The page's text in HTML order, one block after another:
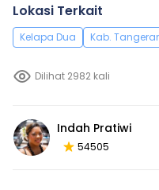
Lokasi Terkait
Kelapa Dua Kab.
Dilihat 2982 kali
Indah Pratiwi
54505